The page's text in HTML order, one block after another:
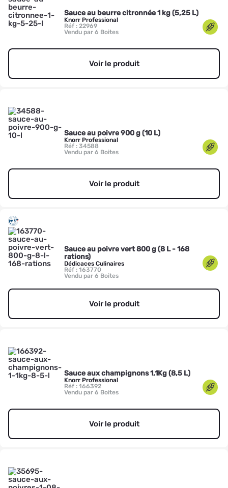
Sauce au beurre citronnée 1 kg (5,25 L)
Knorr Professional
Réf : 22969
Vendu par 6 Boites
Voir le produit
Sauce au poivre 900 g (10 L)
Knorr Professional
Réf : 34588
Vendu par 6 Boites
Voir le produit
Sauce au poivre vert 800 g (8 L - 168
rations)
Dédicaces Culinaires
Réf : 163770
Vendu par 6 Boites
Voir le produit
Sauce aux champignons 1,1Kg (8,5 L)
Knorr Professional
Réf : 166392
Vendu par 6 Boites
Voir le produit